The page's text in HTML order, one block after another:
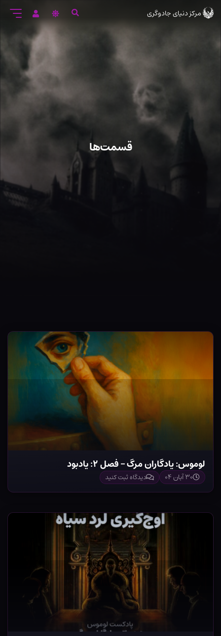
ورود
اصلی
مرکز دنیای جادوگری
قسمت‌ها
لوموس: یادگاران مرگ – فصل ۲: یادبود
۳۰ آبان ۰۴ دیدگاه ثبت کنید